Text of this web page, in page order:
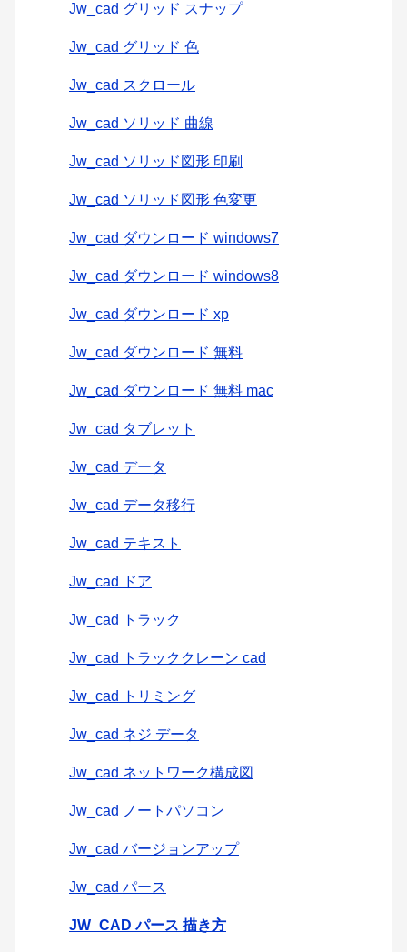
Jw_cad グリッド スナップ
Jw_cad グリッド 色
Jw_cad スクロール
Jw_cad ソリッド 曲線
Jw_cad ソリッド図形 印刷
Jw_cad ソリッド図形 色変更
Jw_cad ダウンロード windows7
Jw_cad ダウンロード windows8
Jw_cad ダウンロード xp
Jw_cad ダウンロード 無料
Jw_cad ダウンロード 無料 mac
Jw_cad タブレット
Jw_cad データ
Jw_cad データ移行
Jw_cad テキスト
Jw_cad ドア
Jw_cad トラック
Jw_cad トラッククレーン cad
Jw_cad トリミング
Jw_cad ネジ データ
Jw_cad ネットワーク構成図
Jw_cad ノートパソコン
Jw_cad バージョンアップ
Jw_cad パース
JW_CAD パース 描き方